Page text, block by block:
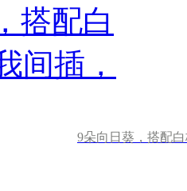
9朵向日葵，搭配